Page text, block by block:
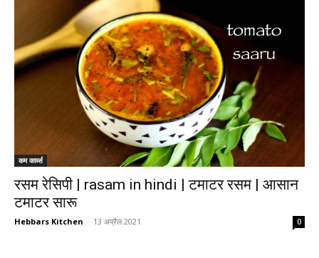
कम कार्ब्स
रसम रेसिपी | rasam in hindi | टमाटर रसम | आसान
टमाटर सारू
Hebbars Kitchen - 13 अप्रैल 2021 0